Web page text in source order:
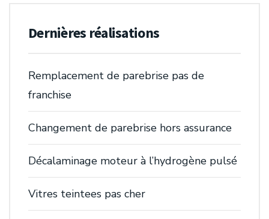
Dernières réalisations
Remplacement de parebrise pas de
franchise
Changement de parebrise hors assurance
Décalaminage moteur à l’hydrogène pulsé
Vitres teintees pas cher